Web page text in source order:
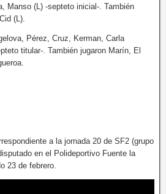
Manso (L) -septeto inicial-. También
(L).
Pérez, Cruz, Kerman, Carla
titular-. También jugaron Marín, El
a la jornada 20 de SF2 (grupo
en el Polideportivo Fuente la
23 de febrero.